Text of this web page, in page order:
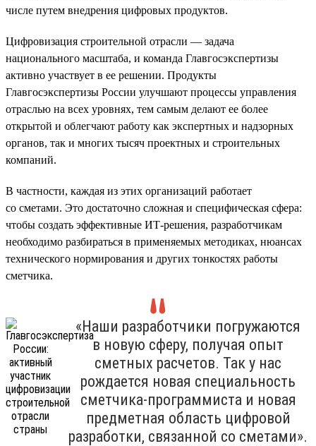
числе путем внедрения цифровых продуктов.
Цифровизация строительной отрасли — задача
национального масштаба, и команда Главгосэкспертизы
активно участвует в ее решении. Продукты
Главгосэкспертизы России улучшают процессы управления
отраслью на всех уровнях, тем самым делают ее более
открытой и облегчают работу как экспертных и надзорных
органов, так и многих тысяч проектных и строительных
компаний.
В частности, каждая из этих организаций работает
со сметами. Это достаточно сложная и специфическая сфера:
чтобы создать эффективные ИТ-решения, разработчикам
необходимо разбираться в применяемых методиках, нюансах
технического нормирования и других тонкостях работы
сметчика.
«Наши разработчики погружаются
в новую сферу, получая опыт
сметных расчетов. Так у нас
рождается новая специальность
сметчика-программиста и новая
предметная область цифровой
разработки, связанной со сметами».